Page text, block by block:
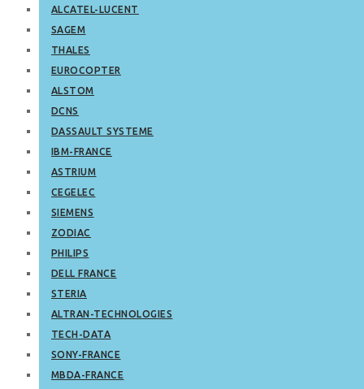
ALCATEL-LUCENT
SAGEM
THALES
EUROCOPTER
ALSTOM
DCNS
DASSAULT SYSTEME
IBM-FRANCE
ASTRIUM
CEGELEC
SIEMENS
ZODIAC
PHILIPS
DELL FRANCE
STERIA
ALTRAN-TECHNOLOGIES
TECH-DATA
SONY-FRANCE
MBDA-FRANCE